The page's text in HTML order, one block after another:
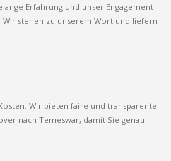
Erfahrung und unser Engagement
stehen zu unserem Wort und liefern
Wir bieten faire und transparente
nach Temeswar, damit Sie genau